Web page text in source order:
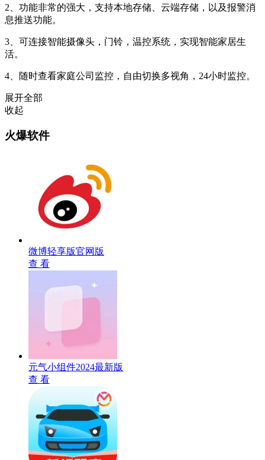
2、功能非常的强大，支持本地存储、云端存储，以及报警消
息推送功能。
3、可连接智能摄像头，门铃，温控系统，实现智能家居生
活。
4、随时查看家庭公司监控，自由切换多视角，24小时监控。
展开全部
收起
火爆软件
微博轻享版官网版
查 看
元气小组件2024最新版
查 看